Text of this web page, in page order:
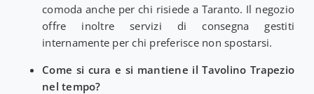
comoda anche per chi risiede a Taranto. Il negozio
offre inoltre servizi di consegna gestiti
internamente per chi preferisce non spostarsi.
Come si cura e si mantiene il Tavolino Trapezio
nel tempo?